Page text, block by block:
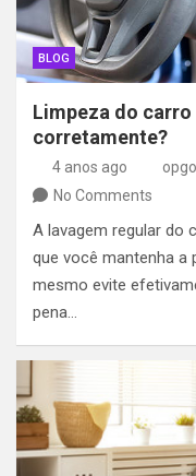
BLOG
Limpeza do
corretamente?
4 anos ago
No Comments
A lavagem regular do
que você mantenha a
mesmo evite
pena…